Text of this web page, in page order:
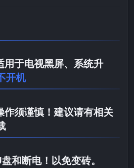
用于电视黑屏、系统升
开机
作须谨慎！建议请有相关
和断电！以免变砖。